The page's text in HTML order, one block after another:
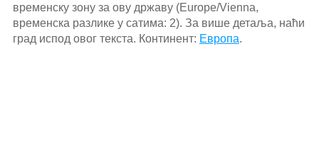
временску зону за ову државу (Europe/Vienna,
временска разлике у сатима: 2). За више детаља, наћи
град испод овог текста. Континент: Европа.